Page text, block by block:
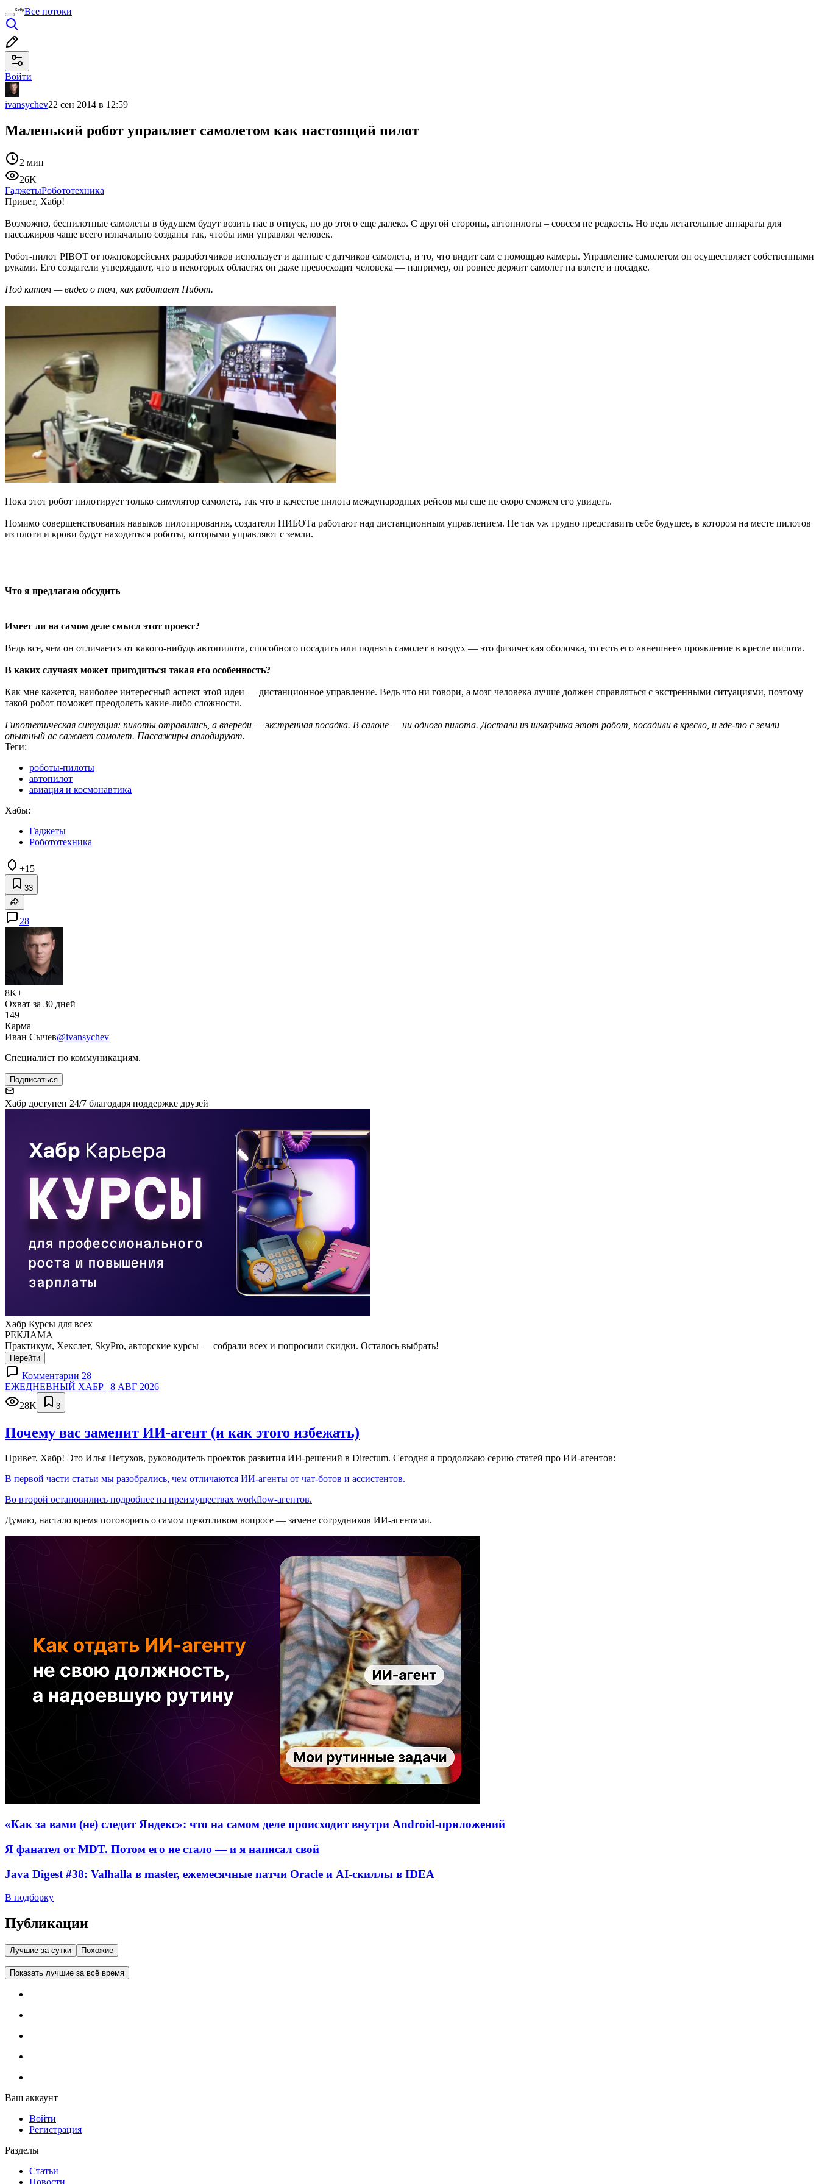
Все потоки
Войти
ivansychev22 сен 2014 в 12:59
Маленький робот управляет самолетом как настоящий пилот
2 мин
26K
ГаджетыРобототехника
Привет, Хабр!
Возможно, беспилотные самолеты в будущем будут возить нас в отпуск, но до этого еще далеко. С другой стороны, автопилоты – совсем не редкость. Но ведь летательные аппараты для
пассажиров чаще всего изначально созданы так, чтобы ими управлял человек.
Робот-пилот PIBOT от южнокорейских разработчиков использует и данные с датчиков самолета, и то, что видит сам с помощью камеры. Управление самолетом он осуществляет собственными
руками. Его создатели утверждают, что в некоторых областях он даже превосходит человека — например, он ровнее держит самолет на взлете и посадке.
Под катом — видео о том, как работает Пибот.
Пока этот робот пилотирует только симулятор самолета, так что в качестве пилота международных рейсов мы еще не скоро сможем его увидеть.
Помимо совершенствования навыков пилотирования, создатели ПИБОТа работают над дистанционным управлением. Не так уж трудно представить себе будущее, в котором на месте пилотов
из плоти и крови будут находиться роботы, которыми управляют с земли.
Что я предлагаю обсудить
Имеет ли на самом деле смысл этот проект?
Ведь все, чем он отличается от какого-нибудь автопилота, способного посадить или поднять самолет в воздух — это физическая оболочка, то есть его «внешнее» проявление в кресле пилота.
В каких случаях может пригодиться такая его особенность?
Как мне кажется, наиболее интересный аспект этой идеи — дистанционное управление. Ведь что ни говори, а мозг человека лучше должен справляться с экстренными ситуациями, поэтому
такой робот поможет преодолеть какие-либо сложности.
Гипотетическая ситуация: пилоты отравились, а впереди — экстренная посадка. В салоне — ни одного пилота. Достали из шкафчика этот робот, посадили в кресло, и где-то с земли
опытный ас сажает самолет. Пассажиры аплодируют.
Теги:
роботы-пилоты
автопилот
авиация и космонавтика
Хабы:
Гаджеты
Робототехника
+15
33
28
8K+
Охват за 30 дней
149
Карма
Иван Сычев@ivansychev
Специалист по коммуникациям.
Подписаться
Хабр доступен 24/7 благодаря поддержке друзей
Хабр Курсы для всех
РЕКЛАМА
Практикум, Хекслет, SkyPro, авторские курсы — собрали всех и попросили скидки. Осталось выбрать!
Перейти
Комментарии 28
ЕЖЕДНЕВНЫЙ ХАБР | 8 АВГ 2026
28K
3
Почему вас заменит ИИ‑агент (и как этого избежать)
Привет, Хабр! Это Илья Петухов, руководитель проектов развития ИИ-решений в Directum. Сегодня я продолжаю серию статей про ИИ-агентов:
В первой части статьи мы разобрались, чем отличаются ИИ-агенты от чат-ботов и ассистентов.
Во второй остановились подробнее на преимуществах workflow-агентов.
Думаю, настало время поговорить о самом щекотливом вопросе — замене сотрудников ИИ-агентами.
«Как за вами (не) следит Яндекс»: что на самом деле происходит внутри Android-приложений
Я фанател от MDT. Потом его не стало — и я написал свой
Java Digest #38: Valhalla в master, ежемесячные патчи Oracle и AI-скиллы в IDEA
В подборку
Публикации
Лучшие за сутки Похожие
Показать лучшие за всё время
Ваш аккаунт
Войти
Регистрация
Разделы
Статьи